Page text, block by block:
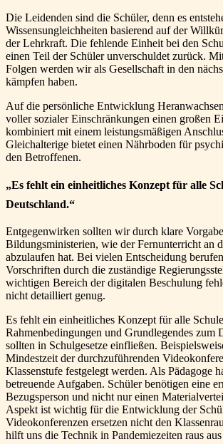
Die Leidenden sind die Schüler, denn es
Wissensungleichheiten basierend auf der
der Lehrkraft. Die fehlende Einheit bei den
einen Teil der Schüler unverschuldet zurück.
Folgen werden wir als Gesellschaft in den
kämpfen haben.
Auf die persönliche Entwicklung
voller sozialer Einschränkungen einen großen
kombiniert mit einem leistungsmäßigen
Gleichalterige bietet einen Nährboden für
den Betroffenen.
„Es fehlt ein einheitliches Konzept für alle
Deutschland.“
Entgegenwirken sollten wir durch klare
Bildungsministerien, wie der Fernunterricht an
abzulaufen hat. Bei vielen Entscheidung
Vorschriften durch die zuständige
wichtigen Bereich der digitalen Beschulung
nicht detailliert genug.
Es fehlt ein einheitliches Konzept für alle
Rahmenbedingungen und Grundlegendes zum
sollten in Schulgesetze einfließen.
Mindestzeit der durchzuführenden
Klassenstufe festgelegt werden. Als Pädagoge
betreuende Aufgaben. Schüler benötigen eine
Bezugsperson und nicht nur einen
Aspekt ist wichtig für die Entwicklung der
Videokonferenzen ersetzen nicht den
hilft uns die Technik in Pandemiezeiten raus